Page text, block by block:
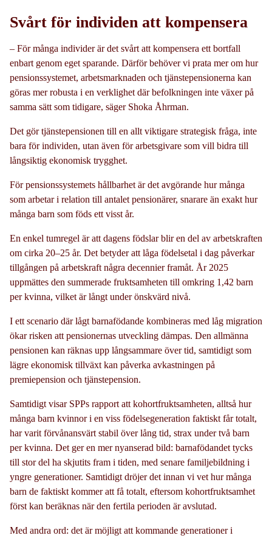
Svårt för individen att kompensera
– För många individer är det svårt att kompensera ett bortfall
enbart genom eget sparande. Därför behöver vi prata mer om hur
pensionssystemet, arbetsmarknaden och tjänstepensionerna kan
göras mer robusta i en verklighet där befolkningen inte växer på
samma sätt som tidigare, säger Shoka Åhrman.
Det gör tjänstepensionen till en allt viktigare strategisk fråga, inte
bara för individen, utan även för arbetsgivare som vill bidra till
långsiktig ekonomisk trygghet.
För pensionssystemets hållbarhet är det avgörande hur många
som arbetar i relation till antalet pensionärer, snarare än exakt hur
många barn som föds ett visst år.
En enkel tumregel är att dagens födslar blir en del av arbetskraften
om cirka 20–25 år. Det betyder att låga födelsetal i dag påverkar
tillgången på arbetskraft några decennier framåt. År 2025
uppmättes den summerade fruktsamheten till omkring 1,42 barn
per kvinna, vilket är långt under önskvärd nivå.
I ett scenario där lågt barnafödande kombineras med låg migration
ökar risken att pensionernas utveckling dämpas. Den allmänna
pensionen kan räknas upp långsammare över tid, samtidigt som
lägre ekonomisk tillväxt kan påverka avkastningen på
premiepension och tjänstepension.
Samtidigt visar SPPs rapport att kohortfruktsamheten, alltså hur
många barn kvinnor i en viss födelsegeneration faktiskt får totalt,
har varit förvånansvärt stabil över lång tid, strax under två barn
per kvinna. Det ger en mer nyanserad bild: barnafödandet tycks
till stor del ha skjutits fram i tiden, med senare familjebildning i
yngre generationer. Samtidigt dröjer det innan vi vet hur många
barn de faktiskt kommer att få totalt, eftersom kohortfruktsamhet
först kan beräknas när den fertila perioden är avslutad.
Med andra ord: det är möjligt att kommande generationer i